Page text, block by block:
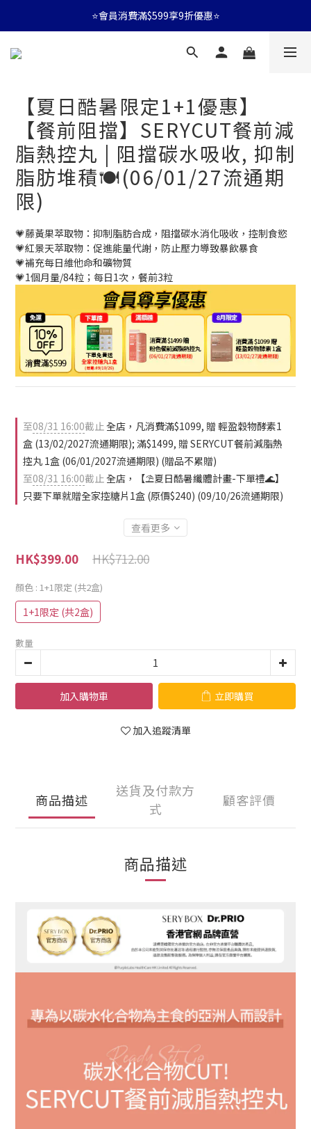
⭐會員消費滿$599享9折優惠⭐
🚛消費滿$599 全店享免運🚛
⭐會員消費滿$599享9折優惠⭐
【夏日酷暑限定1+1優惠】
【餐前阻擋】SERYCUT餐前減
脂熱控丸 | 阻擋碳水吸收, 抑制
脂肪堆積🍽️(06/01/27流通期
限)
💗藤黃果萃取物：抑制脂肪合成，阻擋碳水消化吸收，控制食慾
💗紅景天萃取物：促進能量代謝，防止壓力導致暴飲暴食
💗補充每日維他命和礦物質
💗1個月量/84粒；每日1次，餐前3粒
至08/31 16:00截止全店，凡消費滿$1099, 贈 輕盈穀物酵素1
盒 (13/02/2027流通期限); 滿$1499, 贈 SERYCUT餐前減脂熱
控丸 1盒 (06/01/2027流通期限) (贈品不累贈)
至08/31 16:00截止全店，【⛱️夏日酷暑纖體計畫-下單禮🌊】
只要下單就贈全家控糖片1盒 (原價$240) (09/10/26流通期限)
查看更多
HK$712.00
HK$399.00
顏色 : 1+1限定 (共2盒)
1+1限定 (共2盒)
數量
加入購物車 立即購買
加入追蹤清單
商品描述
送貨及付款方
式
顧客評價
商品描述